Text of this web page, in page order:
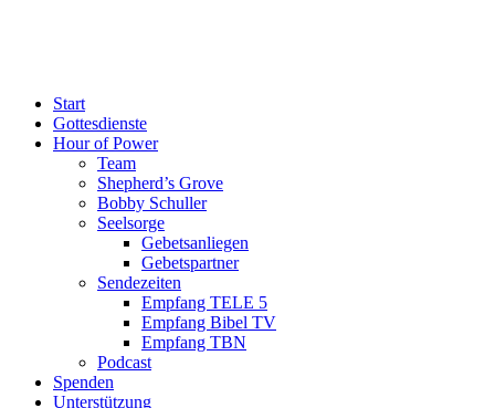
Start
Gottesdienste
Hour of Power
Team
Shepherd’s Grove
Bobby Schuller
Seelsorge
Gebetsanliegen
Gebetspartner
Sendezeiten
Empfang TELE 5
Empfang Bibel TV
Empfang TBN
Podcast
Spenden
Unterstützung